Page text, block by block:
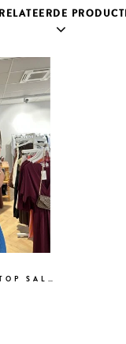
NÜMPH NUJADE TOP SALUTE